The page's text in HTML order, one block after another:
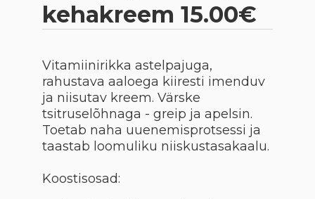
kehakreem 15.00€
Vitamiinirikka astelpajuga,
rahustava aaloega kiiresti imenduv
ja niisutav kreem. Värske
tsitruselõhnaga - greip ja apelsin.
Toetab naha uuenemisprotsessi ja
taastab loomuliku niiskustasakaalu.
Koostisosad: